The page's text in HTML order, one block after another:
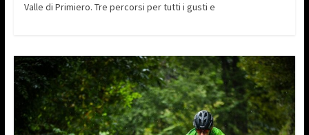
Valle di Primiero. Tre percorsi per tutti i gusti e